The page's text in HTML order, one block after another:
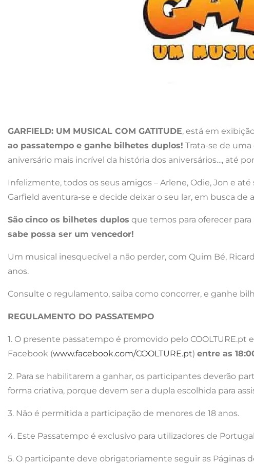
GARFIELD: UM MUSICAL COM GATITUDE, está em
ao passatempo e ganhe bilhetes duplos! Trata-se de
aniversário mais incrível da história dos aniversários…, até
Infelizmente, todos os seus amigos – Arlene, Odie, Jon e
Garfield aventura-se e decide deixar o seu lar, em busca
São cinco os bilhetes duplos que temos para oferecer para
sabe possa ser um vencedor!
Um musical inesquecível a não perder, com Quim Bé,
anos.
Consulte o regulamento, saiba como concorrer, e ganhe
REGULAMENTO DO PASSATEMPO
1. O presente passatempo é promovido pelo
Facebook (www.facebook.com/COOLTURE.pt) entre as
2. Para se habilitarem a ganhar, os participantes deverão
forma criativa, porque devem ser a dupla escolhida para
3. Não é permitida a participação de menores de 18 anos.
4. Este Passatempo é exclusivo para utilizadores de
5. O participante deve obrigatoriamente seguir as Páginas